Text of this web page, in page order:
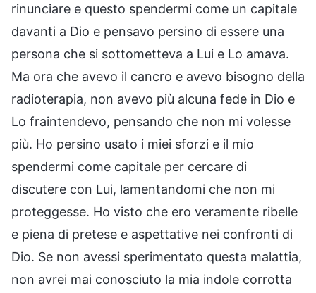
rinunciare e questo spendermi come un capitale
davanti a Dio e pensavo persino di essere una
persona che si sottometteva a Lui e Lo amava.
Ma ora che avevo il cancro e avevo bisogno della
radioterapia, non avevo più alcuna fede in Dio e
Lo fraintendevo, pensando che non mi volesse
più. Ho persino usato i miei sforzi e il mio
spendermi come capitale per cercare di
discutere con Lui, lamentandomi che non mi
proteggesse. Ho visto che ero veramente ribelle
e piena di pretese e aspettative nei confronti di
Dio. Se non avessi sperimentato questa malattia,
non avrei mai conosciuto la mia indole corrotta